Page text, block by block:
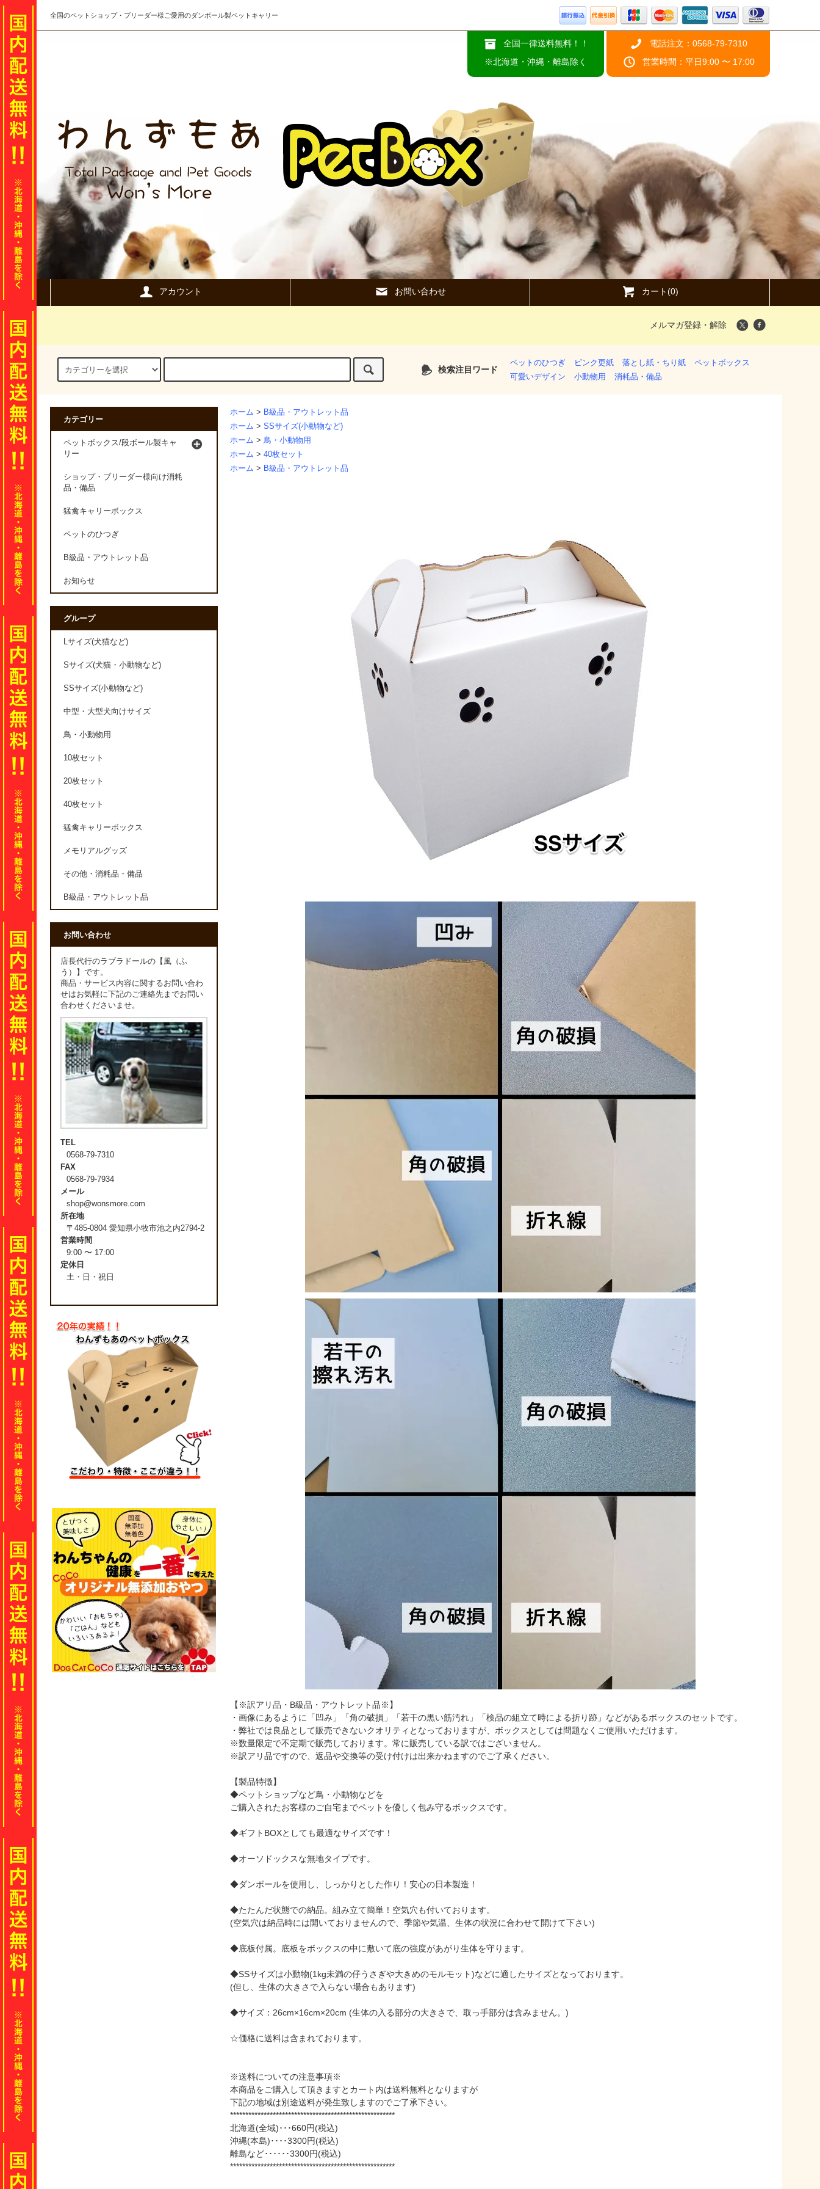
全国のペットショップ・ブリーダー様ご愛用のダンボール製ペットキャリー
全国一律送料無料！！
※北海道・沖縄・離島除く
電話注文：0568-79-7310
営業時間：平日9:00 〜 17:00
アカウント お問い合わせ カート(0)
メルマガ登録・解除
検索注目ワード
ペットのひつぎ ピンク更紙 落とし紙・ちり紙
ペットボックス
可愛いデザイン
小動物用 消耗品・備品
ホーム > B級品・アウトレット品
ホーム > SSサイズ(小動物など)
ホーム > 鳥・小動物用
ホーム > 40枚セット
ホーム > B級品・アウトレット品
【※訳アリ品・B級品・アウトレット品※】
・画像にあるように「凹み」「角の破損」「若干の黒い筋汚れ」「検品の組立て時による折り跡」などがあるボックスのセットです。
・弊社では良品として販売できないクオリティとなっておりますが、ボックスとしては問題なくご使用いただけます。
※数量限定で不定期で販売しております。常に販売している訳ではございません。
※訳アリ品ですので、返品や交換等の受け付けは出来かねますのでご了承ください。
【製品特徴】
◆ペットショップなど鳥・小動物などを
ご購入されたお客様のご自宅までペットを優しく包み守るボックスです。
◆ギフトBOXとしても最適なサイズです！
◆オーソドックスな無地タイプです。
◆ダンボールを使用し、しっかりとした作り！安心の日本製造！
◆たたんだ状態での納品。組み立て簡単！空気穴も付いております。
(空気穴は納品時には開いておりませんので、季節や気温、生体の状況に合わせて開けて下さい)
◆底板付属。底板をボックスの中に敷いて底の強度があがり生体を守ります。
◆SSサイズは小動物(1kg未満の仔うさぎや大きめのモルモット)などに適したサイズとなっております。
(但し、生体の大きさで入らない場合もあります)
◆サイズ：26cm×16cm×20cm (生体の入る部分の大きさで、取っ手部分は含みません。)
☆価格に送料は含まれております。
※送料についての注意事項※
本商品をご購入して頂きますとカート内は送料無料となりますが
下記の地域は別途送料が発生致しますのでご了承下さい。
******************************************************
北海道(全域)･･･660円(税込)
沖縄(本島)････3300円(税込)
離島など･･････3300円(税込)
******************************************************
カテゴリー
ペットボックス/段ボール製キャ
リー
ショップ・ブリーダー様向け消耗
品・備品
猛禽キャリーボックス
ペットのひつぎ
B級品・アウトレット品
お知らせ
グループ
Lサイズ(犬猫など)
Sサイズ(犬猫・小動物など)
SSサイズ(小動物など)
中型・大型犬向けサイズ
鳥・小動物用
10枚セット
20枚セット
40枚セット
猛禽キャリーボックス
メモリアルグッズ
その他・消耗品・備品
B級品・アウトレット品
お問い合わせ
店長代行のラブラドールの【風（ふ
う）】です。
商品・サービス内容に関するお問い合わ
せはお気軽に下記のご連絡先までお問い
合わせくださいませ。
TEL
0568-79-7310
FAX
0568-79-7934
メール
shop@wonsmore.com
所在地
〒485-0804 愛知県小牧市池之内2794-2
営業時間
9:00 〜 17:00
定休日
土・日・祝日